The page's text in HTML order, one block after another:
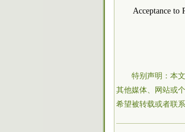
Acceptance to
特别声明：本
其他媒体、网站或
希望被转载或者联